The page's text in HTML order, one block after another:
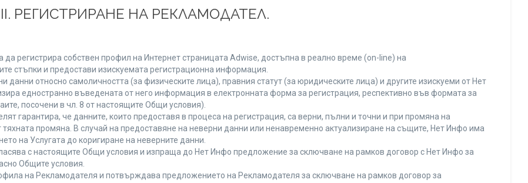
РЕГИСТРИРАНЕ НА РЕКЛАМОДАТЕЛ.
да регистрира собствен профил на Интернет страницата Adwise, достъпна в реално време (on-line) на
стъпки и предостави изискуемата регистрационна информация.
относно самоличността (за физическите лица), правния статут (за юридическите лица) и другите изискуеми от Нет
едностранно въведената от него информация в електронната форма за регистрация, респективно във формата за
посочени в чл. 8 от настоящите Общи условия).
гарантира, че данните, които предоставя в процеса на регистрация, са верни, пълни и точни и при промяна на
промяна. В случай на предоставяне на неверни данни или ненавременно актуализиране на същите, Нет Инфо има
на Услугата до коригиране на неверните данни.
с настоящите Общи условия и изпраща до Нет Инфо предложение за сключване на рамков договор с Нет Инфо за
Общите условия.
на Рекламодателя и потвърждава предложението на Рекламодателя за сключване на рамков договор за